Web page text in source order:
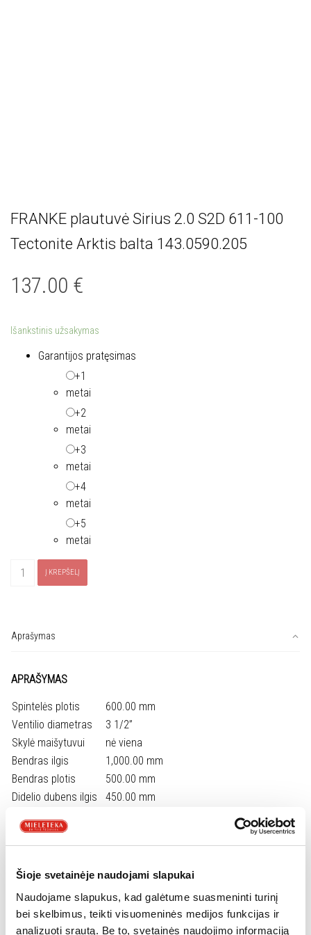
Šioje svetainėje naudojami slapukai
Naudojame slapukus, kad galėtume suasmeninti turinį
bei skelbimus, teikti visuomeninės medijos funkcijas ir
analizuoti srautą. Be to, svetainės naudojimo informaciją
FRANKE plautuvė Sirius 2.0 S2D 611-100
Tectonite Arktis balta 143.0590.205
137.00 €
Išankstinis užsakymas
Garantijos pratęsimas
+1
metai
+2
metai
+3
metai
+4
metai
+5
metai
produkto
Sirius
611-
100
Tectonite
balta
143.0590.205
Į KREPŠELĮ
Aprašymas
APRAŠYMAS
Spintelės plotis
600.00 mm
Ventilio diametras
3 1/2”
Skylė maišytuvui
nė viena
Bendras ilgis
1,000.00 mm
Bendras plotis
500.00 mm
Didelio dubens ilgis
450.00 mm
Didelio dubens gylis
Išpjova ilgis
984.00 mm
Sudėtis
Granitas
Didelis atsparumas karščiui. 10-15 sek. atlaiko net 300 °C